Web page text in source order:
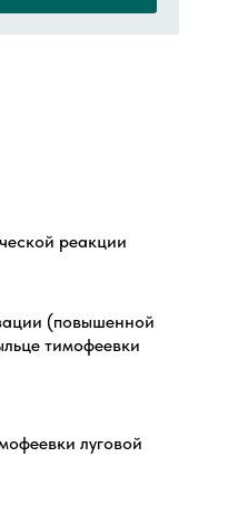
реакции
(повышенной
тимофеевки
луговой